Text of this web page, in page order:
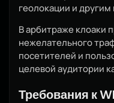
геолокации и
В арбитраже клоаки
нежелательного
посетителей и
целевой аудитории
Требования к